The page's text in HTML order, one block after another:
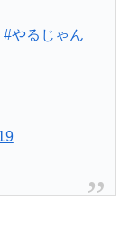
#やるじゃん